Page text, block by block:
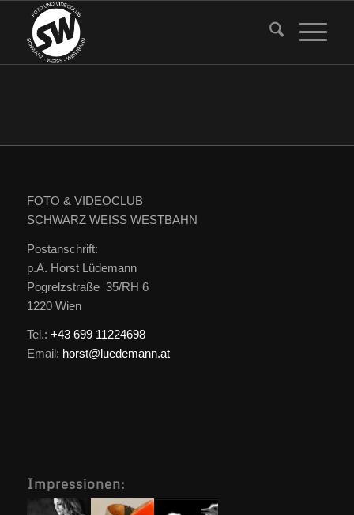
FOTO & VIDEOCLUB
SCHWARZ WEISS WESTBAHN
Postanschrift:
p.A. Horst Lüdemann
Pogrelzstraße 35/RH 6
1220 Wien
Tel.: +43 699 11224698
Email: horst@luedemann.at
Impressionen: